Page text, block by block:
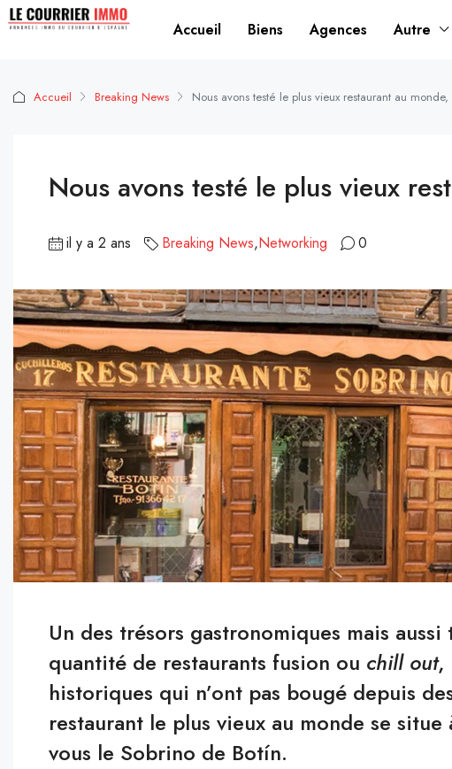
Accueil Biens Agences Autre
Accueil Breaking News Nous avons testé le plus vieux restaurant au
Nous avons testé le plus vieux
il y a 2 ans Breaking News,Networking 0
Un des trésors gastronomiques mais
quantité de restaurants fusion ou chill out,
historiques qui n’ont pas bougé depuis
restaurant le plus vieux au monde se
vous le Sobrino de Botín.